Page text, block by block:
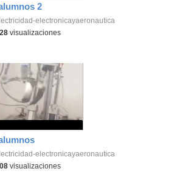
2
electronicayaeronautica
visualizaciones
electronicayaeronautica
visualizaciones